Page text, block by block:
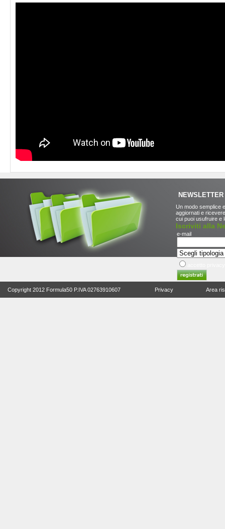
NEWSLETTER
Un modo semplice
aggiornati e
cui puoi usufruire e
Iscriviti alla
e-mail
Copyright 2012 Formula50 P.IVA 02763910607 Privacy Area